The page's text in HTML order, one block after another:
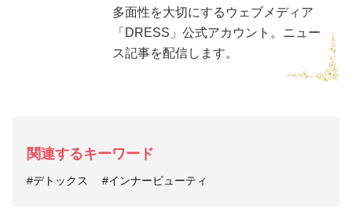
多面性を大切にするウェブメディア
「DRESS」公式アカウント。ニュー
ス記事を配信します。
関連するキーワード
#デトックス #インナービューティ